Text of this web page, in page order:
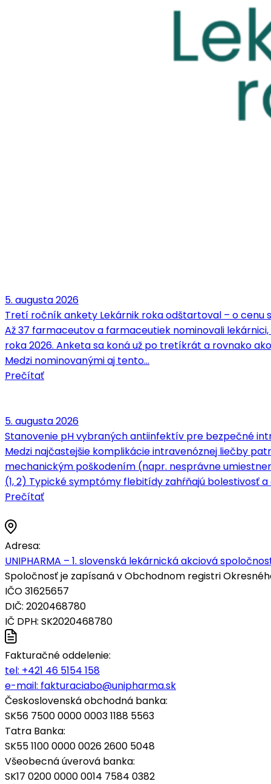
5. augusta 2026
Tretí ročník ankety Lekárnik roka odštartoval – o cenu
Až 37 farmaceutov a farmaceutiek nominovali
roka 2026. Anketa sa koná už po tretíkrát a rovnako
Medzi nominovanými aj tento…
Prečítať
5. augusta 2026
Stanovenie pH vybraných antiinfektív pre bezpečné
Medzi najčastejšie komplikácie intravenóznej liečby
mechanickým poškodením (napr. nesprávne
(1, 2) Typické symptómy flebitídy zahŕňajú bolestivosť
Prečítať
Adresa:
UNIPHARMA – 1. slovenská lekárnická akciová
Spoločnosť je zapísaná v Obchodnom registri
IČO 31625657
DIČ: 2020468780
IČ DPH: SK2020468780
Fakturačné oddelenie:
tel: +421 46 5154 158
e-mail: fakturaciabo@unipharma.sk
Československá obchodná banka:
SK56 7500 0000 0003 1188 5563
Tatra Banka:
SK55 1100 0000 0026 2600 5048
Všeobecná úverová banka:
SK17 0200 0000 0014 7584 0382